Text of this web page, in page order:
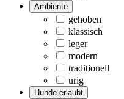
Ambiente
gehoben
klassisch
leger
modern
traditionell
urig
Hunde erlaubt